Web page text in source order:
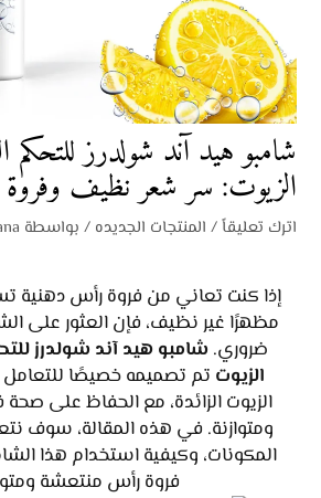
شامبو هيد آند شولدرز للتحكم
الزيوت: سر شعر نظيف وفروة
اترك تعليقاً/ المنتجات الجديده / بواسطة
إذا كنت تعاني من فروة رأس دهنية
مظهرًا غير نظيف، فإن العثور على
ضروري.شامبو هيد آند شولدرز
الزيوت تم تصميمه خصيصًا للتعامل
الزيوت الزائدة، مع الحفاظ على
ومتوازنة. في هذه المقالة، سوف
المكونات، وكيفية استخدام هذا
فروة رأس منتعشة